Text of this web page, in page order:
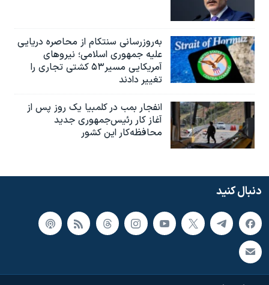
به‌روزرسانی سنتکام از محاصره دریایی
علیه جمهوری اسلامی؛ نیروهای
آمریکایی مسیر۵۳ کشتی تجاری را
تغییر دادند
انفجار بمب‌‌ در کلمبیا یک روز پس از
آغاز کار رئیس‌جمهوری جدید
محافظه‌کار این کشور
دنبال کنید